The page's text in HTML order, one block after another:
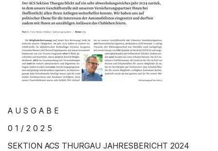
A U S G A B E
0 1 / 2 0 2 5
SEKTION ACS THURGAU JAHRESBERICHT 2024